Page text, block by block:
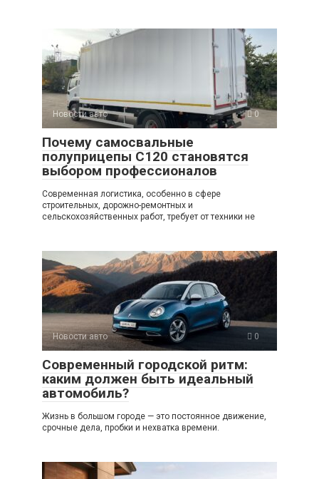
Новости авто 0
Почему самосвальные
полуприцепы C120 становятся
выбором профессионалов
Современная логистика, особенно в сфере
строительных, дорожно-ремонтных и
сельскохозяйственных работ, требует от техники не
Новости авто 0
Современный городской ритм:
каким должен быть идеальный
автомобиль?
Жизнь в большом городе — это постоянное движение,
срочные дела, пробки и нехватка времени.